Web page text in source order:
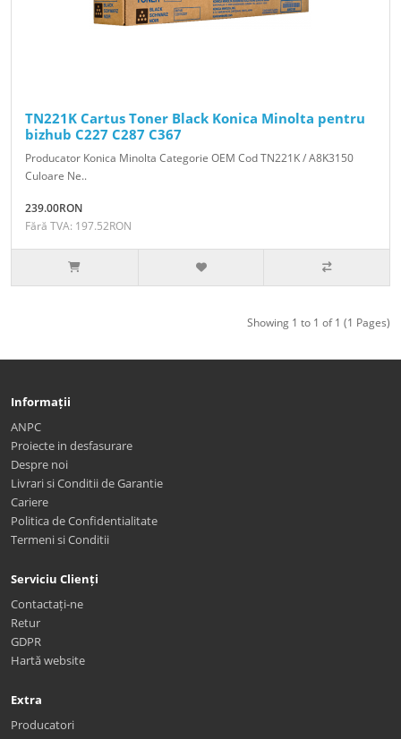
TN221K Cartus Toner Black Konica Minolta pentru
bizhub C227 C287 C367
Producator Konica Minolta Categorie OEM Cod TN221K / A8K3150
Culoare Ne..
239.00RON
Fără TVA: 197.52RON
Showing 1 to 1 of 1 (1 Pages)
Informații
ANPC
Proiecte in desfasurare
Despre noi
Livrari si Conditii de Garantie
Cariere
Politica de Confidentialitate
Termeni si Conditii
Serviciu Clienți
Contactați-ne
Retur
GDPR
Hartă website
Extra
Producatori